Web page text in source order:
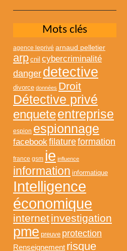
Mots clés
agence leprivé arnaud pelletier
arp cnil cybercriminalité
danger detective
divorce données Droit
Détective privé
enqueteentreprise
espion espionnage
facebookfilatureformation
france gsm ie influence
information informatique
Intelligence
économique
internetinvestigation
pme preuve protection
Renseignement risque